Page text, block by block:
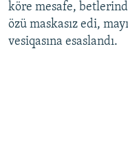
köre mesafe,
özü maskasız edi,
vesiqasına esaslandı.